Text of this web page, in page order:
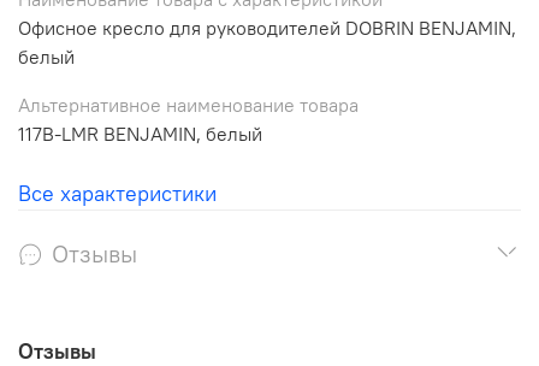
Офисное кресло для руководителей DOBRIN BENJAMIN,
белый
Альтернативное наименование товара
117B-LMR BENJAMIN, белый
Все характеристики
Отзывы
Отзывы